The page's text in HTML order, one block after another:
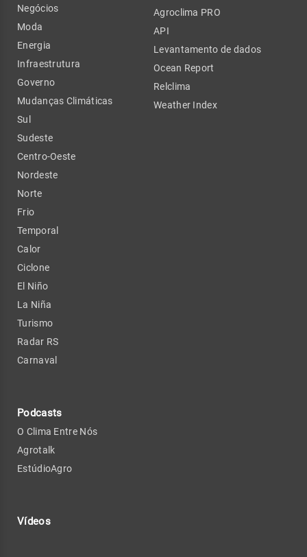
Negócios
Moda
Energia
Infraestrutura
Governo
Mudanças Climáticas
Sul
Sudeste
Centro-Oeste
Nordeste
Norte
Frio
Temporal
Calor
Ciclone
El Niño
La Niña
Turismo
Radar RS
Carnaval
Podcasts
O Clima Entre Nós
Agrotalk
EstúdioAgro
Vídeos
Agroclima PRO
API
Levantamento de dados
Ocean Report
Relclima
Weather Index